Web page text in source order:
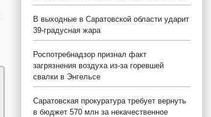
В выходные в Саратовской области ударит
39-градусная жара
Роспотребнадзор признал факт
загрязнения воздуха из-за горевшей
свалки в Энгельсе
Саратовская прокуратура требует вернуть
в бюджет 570 млн за некачественное